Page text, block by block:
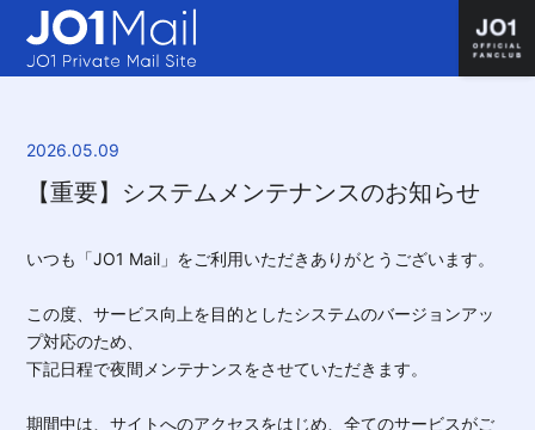
2026.05.09
【重要】システムメンテナンスのお知らせ
いつも「JO1 Mail」をご利用いただきありがとうございます。
この度、サービス向上を目的としたシステムのバージョンアッ
プ対応のため、
下記日程で夜間メンテナンスをさせていただきます。
期間中は、サイトへのアクセスをはじめ、全てのサービスがご